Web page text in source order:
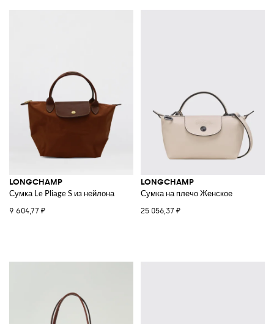
LONGCHAMP
Сумка Le Pliage S из нейлона
9 604,77 ₽
LONGCHAMP
Сумка на плечо Женское
25 056,37 ₽